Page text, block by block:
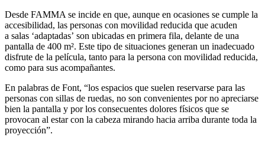
Desde FAMMA se incide en que, aunque en ocasiones se cumple la
accesibilidad, las personas con movilidad reducida que acuden
a salas ‘adaptadas’ son ubicadas en primera fila, delante de una
pantalla de 400 m². Este tipo de situaciones generan un inadecuado
disfrute de la película, tanto para la persona con movilidad reducida,
como para sus acompañantes.
En palabras de Font, “los espacios que suelen reservarse para las
personas con sillas de ruedas, no son convenientes por no apreciarse
bien la pantalla y por los consecuentes dolores físicos que se
provocan al estar con la cabeza mirando hacia arriba durante toda la
proyección”.